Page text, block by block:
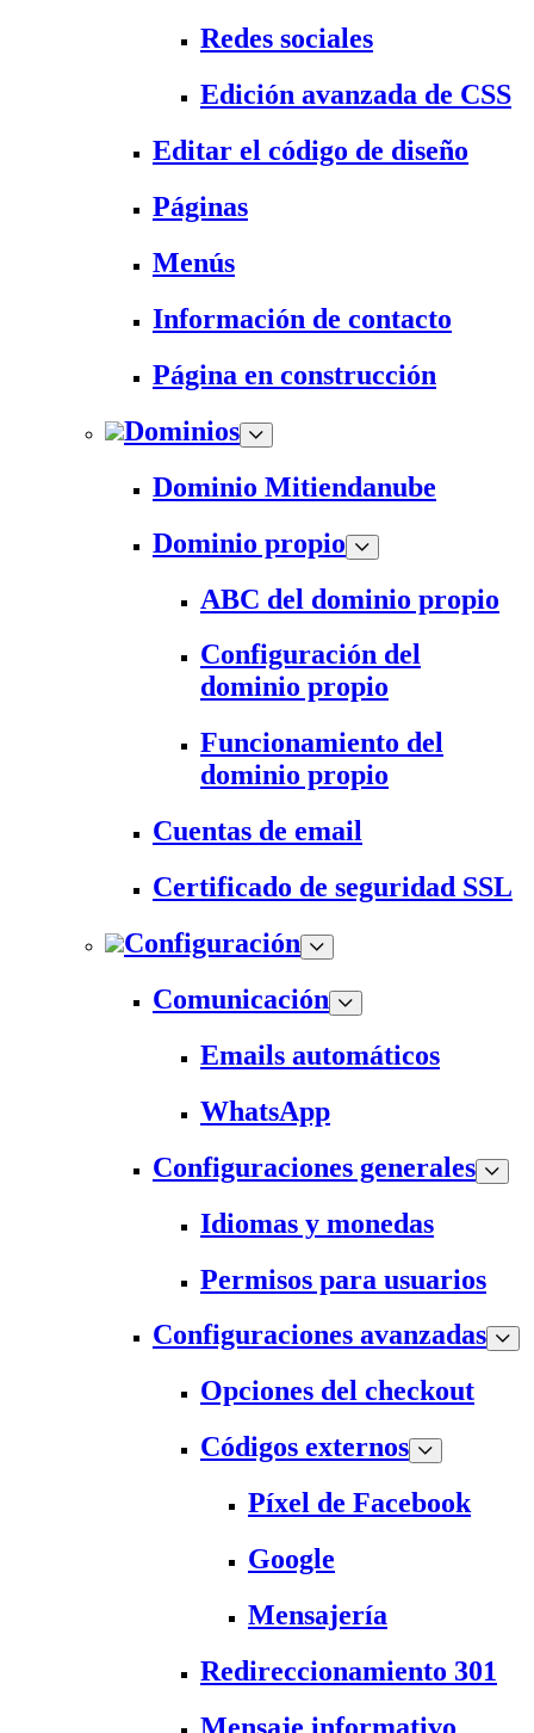
Redes sociales
Edición avanzada de CSS
Editar el código de diseño
Páginas
Menús
Información de contacto
Página en construcción
Dominios
Dominio Mitiendanube
Dominio propio
ABC del dominio propio
Configuración del
dominio propio
Funcionamiento del
dominio propio
Cuentas de email
Certificado de seguridad SSL
Configuración
Comunicación
Emails automáticos
WhatsApp
Configuraciones generales
Idiomas y monedas
Permisos para usuarios
Configuraciones avanzadas
Opciones del checkout
Códigos externos
Píxel de Facebook
Google
Mensajería
Redireccionamiento 301
Mensaje informativo